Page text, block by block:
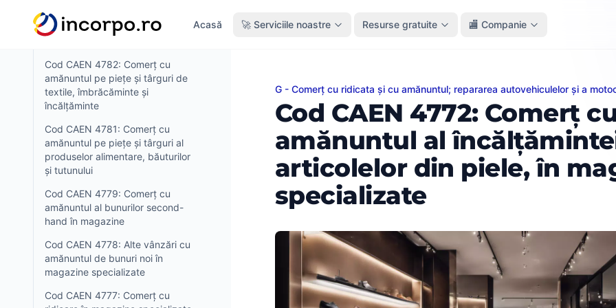
principal
Acasă 🚀 Serviciile noastre Resurse gratuite 🏬 Companie
Cod CAEN 4789: Comerț cu
amănuntul pe piețe și târguri de
Cod CAEN 4782: Comerț cu
amănuntul pe piețe și târguri de
textile, îmbrăcăminte și
încălțăminte
Cod CAEN 4781: Comerț cu
amănuntul pe piețe și târguri al
produselor alimentare, băuturilor
și tutunului
Cod CAEN 4779: Comerț cu
amănuntul al bunurilor second-
hand în magazine
Cod CAEN 4778: Alte vânzări cu
amănuntul de bunuri noi în
magazine specializate
Cod CAEN 4777: Comerț cu
Cod CAEN 4772: Comerț cu amănuntul al încălțămintei și al
G - Comerț cu ridicata și cu amănuntul; repararea autovehiculelor și a
Cod CAEN 4772: Comerț
amănuntul al
articolelor din piele, în
specializate